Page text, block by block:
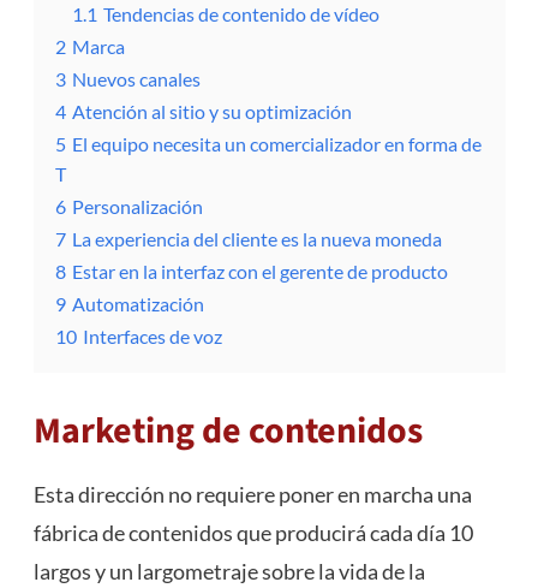
1.1 Tendencias de contenido de vídeo
2 Marca
3 Nuevos canales
4 Atención al sitio y su optimización
5 El equipo necesita un comercializador en forma de
T
6 Personalización
7 La experiencia del cliente es la nueva moneda
8 Estar en la interfaz con el gerente de producto
9 Automatización
10 Interfaces de voz
Marketing de contenidos
Esta dirección no requiere poner en marcha una
fábrica de contenidos que producirá cada día 10
largos y un largometraje sobre la vida de la